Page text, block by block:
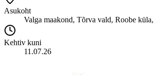
Asukoht
Valga maakond, Tõrva vald, Roobe
Kehtiv kuni
11.07.26